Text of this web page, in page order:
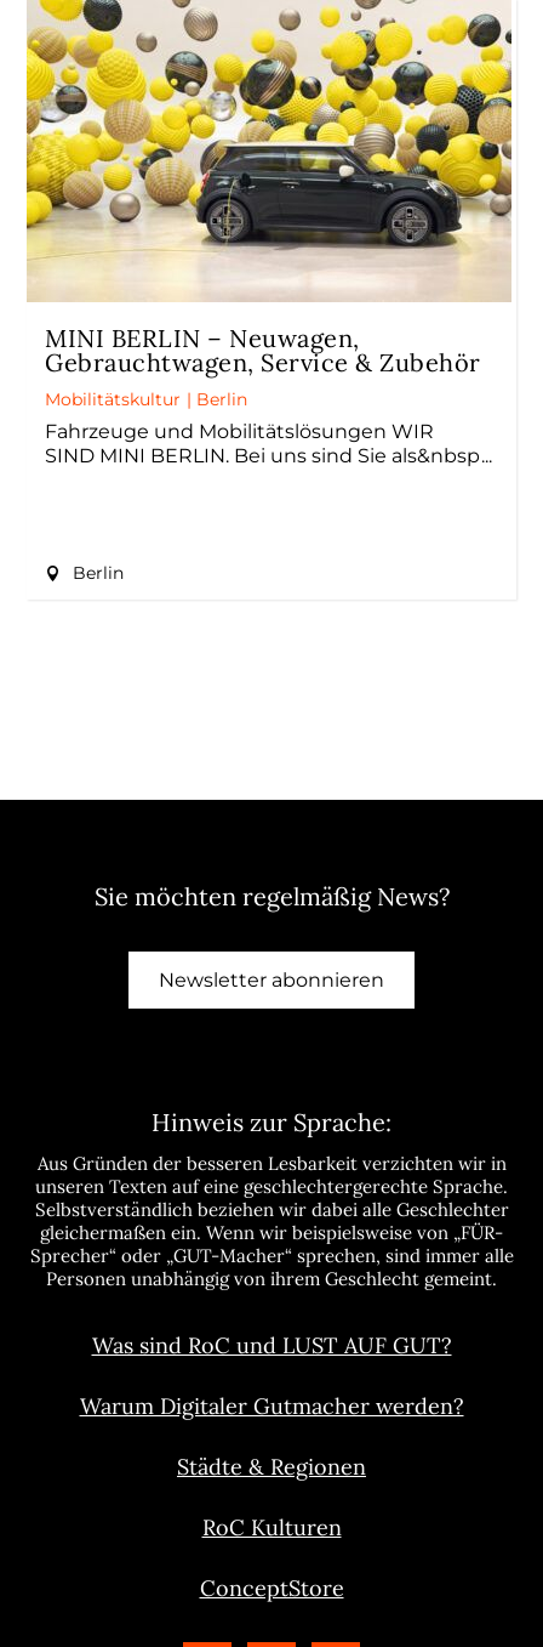
MINI BERLIN – Neuwagen,
Gebrauchtwagen, Service & Zubehör
Mobilitätskultur | Berlin
Fahrzeuge und Mobilitätslösungen WIR
SIND MINI BERLIN. Bei uns sind Sie als&nbsp
Berlin
Sie möchten regelmäßig News?
Newsletter abonnieren
Hinweis zur Sprache:
Aus Gründen der besseren Lesbarkeit verzichten wir in
unseren Texten auf eine geschlechtergerechte Sprache.
Selbstverständlich beziehen wir dabei alle Geschlechter
gleichermaßen ein. Wenn wir beispielsweise von „FÜR-
Sprecher“ oder „GUT-Macher“ sprechen, sind immer alle
Personen unabhängig von ihrem Geschlecht gemeint.
Was sind RoC und LUST AUF GUT?
Warum Digitaler Gutmacher werden?
Städte & Regionen
RoC Kulturen
ConceptStore